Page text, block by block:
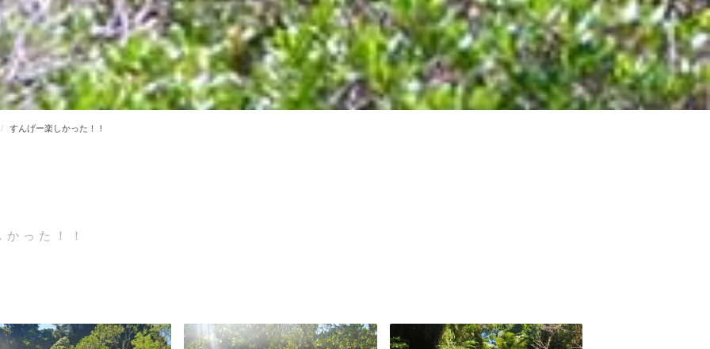
すんげー楽しかった！！
った！！